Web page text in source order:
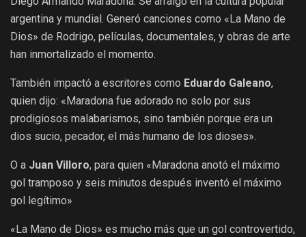
argentina y mundial. Generó canciones como «La Mano de
Dios» de Rodrigo, películas, documentales, y obras de arte
han inmortalizado el momento.
También impactó a escritores como Eduardo Galeano,
quien dijo: «Maradona fue adorado no solo por sus
prodigiosos malabarismos, sino también porque era un
dios sucio, pecador, el más humano de los dioses».
O a Juan Villoro, para quien «Maradona anotó el máximo
gol tramposo y seis minutos después inventó el máximo
gol legítimo»
«La Mano de Dios» es mucho más que un gol controvertido,